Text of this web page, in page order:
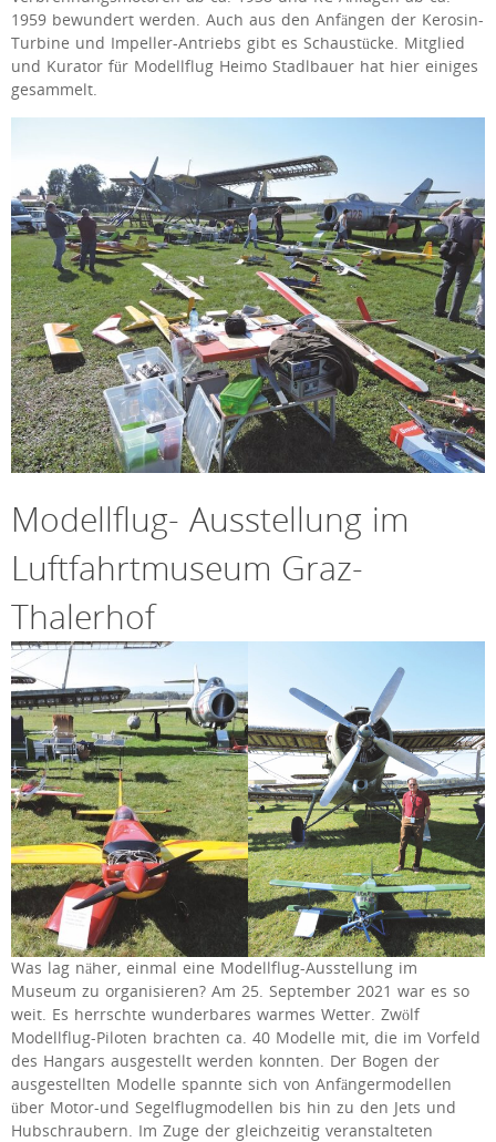
1959 bewundert werden. Auch aus den Anfängen der Kerosin-
Turbine und Impeller-Antriebs gibt es Schaustücke. Mitglied
und Kurator für Modellflug Heimo Stadlbauer hat hier einiges
gesammelt.
Modellflug- Ausstellung im
Luftfahrtmuseum Graz-
Thalerhof
Was lag näher, einmal eine Modellflug-Ausstellung im
Museum zu organisieren? Am 25. September 2021 war es so
weit. Es herrschte wunderbares warmes Wetter. Zwölf
Modellflug-Piloten brachten ca. 40 Modelle mit, die im Vorfeld
des Hangars ausgestellt werden konnten. Der Bogen der
ausgestellten Modelle spannte sich von Anfängermodellen
über Motor-und Segelflugmodellen bis hin zu den Jets und
Hubschraubern. Im Zuge der gleichzeitig veranstalteten